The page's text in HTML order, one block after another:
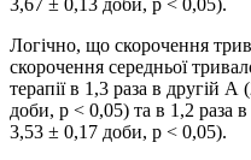
3,67 ± 0,13 доби, р < 0,05).
Логічно, що скорочення
скорочення середньої
терапії в 1,3 раза в другій
доби, р < 0,05) та в 1,2 раза
3,53 ± 0,17 доби, р < 0,05).